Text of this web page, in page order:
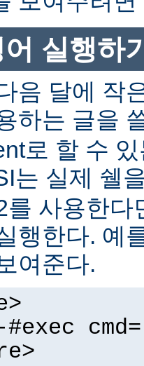
어 실행하
음 달에 작
하는 글을
로 할 수
는 실제 쉘
를 사용한다
행한다. 예
여준다.